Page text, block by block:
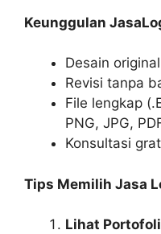
Keunggulan
Desain
Revisi tanpa
File lengkap
PNG, JPG,
Konsultasi
Tips Memilih Jasa
Lihat